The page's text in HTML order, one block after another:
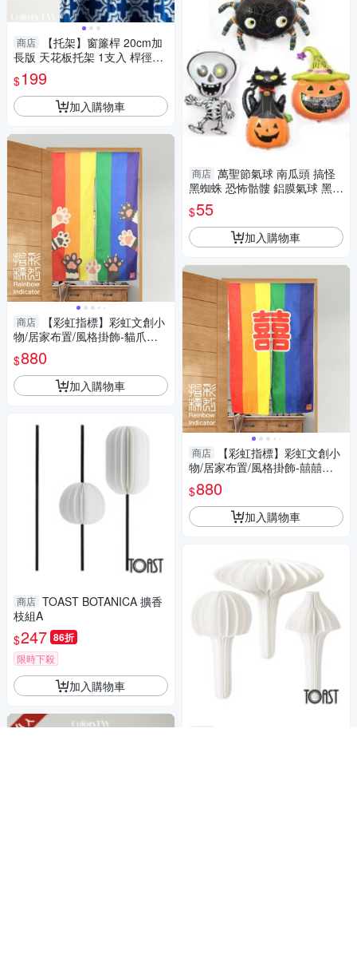
商店
【托架】窗簾桿 20cm加
長版 天花板托架 1支入 桿徑對
應16/19mm 配件 五金用品
$199
加入購物車
商店
【彩虹指標】彩虹文創小
物/居家布置/風格掛飾-貓爪款
門簾
$880
加入購物車
商店 TOAST BOTANICA 擴香
枝組A
$247 86折
限時下殺
加入購物車
商店 萬聖節氣球 南瓜頭 搞怪
黑蜘蛛 恐怖骷髏 鋁膜氣球 黑貓
鬼節 派對 裝飾 創意氣球
$55
加入購物車
商店
【彩虹指標】彩虹文創小
物/居家布置/風格掛飾-囍囍款
門簾
$880
加入購物車